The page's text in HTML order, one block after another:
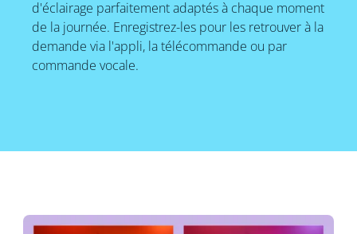
d'éclairage parfaitement adaptés à chaque moment
de la journée. Enregistrez-les pour les retrouver à la
demande via l'appli, la télécommande ou par
commande vocale.